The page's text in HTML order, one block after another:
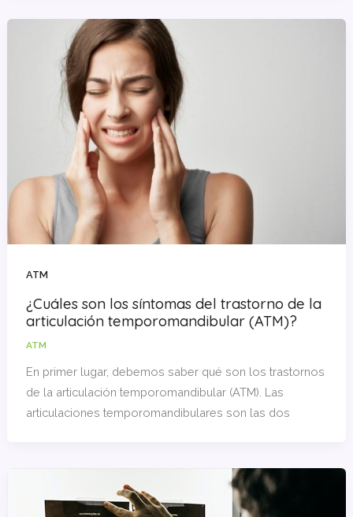
ATM
¿Cuáles son los síntomas del trastorno de la
articulación temporomandibular (ATM)?
ATM
En primer lugar, debemos saber qué son los trastornos
de la articulación temporomandibular (ATM). Las
articulaciones temporomandibulares son las dos